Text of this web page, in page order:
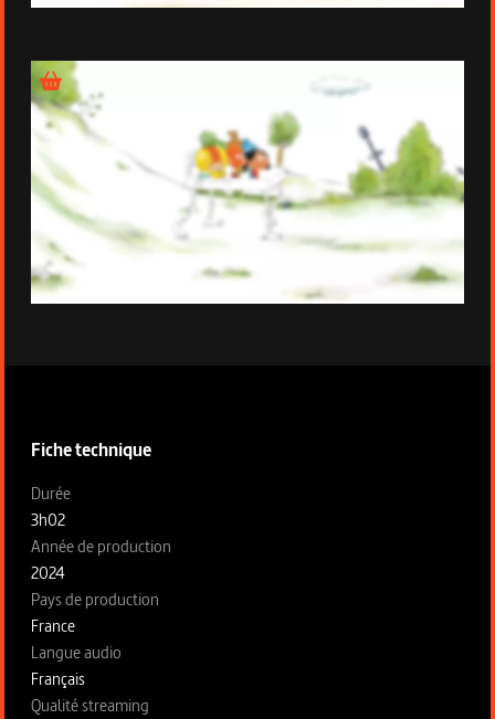
Fiche technique
Fiche technique section gauche
Durée
3h02
Année de production
2024
Pays de production
France
Langue audio
Français
Qualité streaming